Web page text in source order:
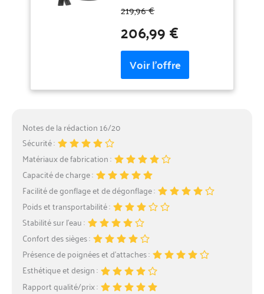
protection, de placer le
patch sur la zone
endommagée et de presser
fermement. Les patchs
s’adaptent parfaitement
sans déformation ni résidu
visible, ce qui permet de
:Ces patchs sont conçus
pour être imperméables et
peuvent résister à de
nombreux lavages ou
immersions. Vous n’aurez
plus à vous soucier de
l’infiltration d’eau à travers
les fentes ou les trous,
garantissant ainsi la
protection de vos
équipements dans toutes les
conditions. Polyvalence
60.96 L x 27.94 H x 28.7 W
(centimeters) EXCURSION 4
BOAT SET
219,96 €
206,99 €
Notes de la rédaction 16/20
Sécurité :
Matériaux de fabrication :
Capacité de charge :
Facilité de gonflage et de dégonflage :
Poids et transportabilité :
Stabilité sur l’eau :
Confort des sièges :
Présence de poignées et d’attaches :
Esthétique et design :
Rapport qualité/prix :